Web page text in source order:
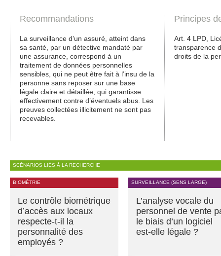
Recommandations
La surveillance d’un assuré, atteint dans
sa santé, par un détective mandaté par
une assurance, correspond à un
traitement de données personnelles
sensibles, qui ne peut être fait à l’insu de la
personne sans reposer sur une base
légale claire et détaillée, qui garantisse
effectivement contre d’éventuels abus. Les
preuves collectées illicitement ne sont pas
recevables.
Principes
Art. 4 LPD,
transparence
droits de la
SCÉNARIOS LIÉS À LA RECHERCHE
BIOMÉTRIE
Le contrôle biométrique
d’accès aux locaux
respecte-t-il la
personnalité des
employés ?
SURVEILLANCE (SENS LARGE)
L’analyse vocale du
personnel de vente
le biais d’un logiciel
est-elle légale ?